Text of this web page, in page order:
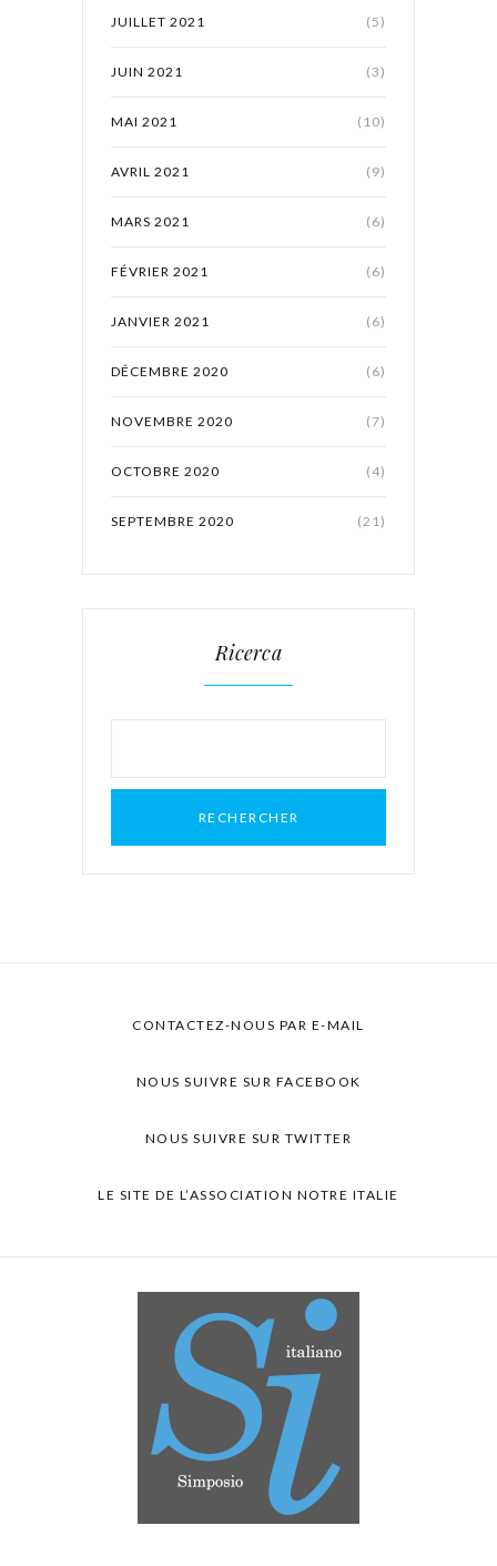
JUILLET 2021 (5)
JUIN 2021 (3)
MAI 2021 (10)
AVRIL 2021 (9)
MARS 2021 (6)
FÉVRIER 2021 (6)
JANVIER 2021 (6)
DÉCEMBRE 2020 (6)
NOVEMBRE 2020 (7)
OCTOBRE 2020 (4)
SEPTEMBRE 2020 (21)
Ricerca
CONTACTEZ-NOUS PAR E-MAIL
NOUS SUIVRE SUR FACEBOOK
NOUS SUIVRE SUR TWITTER
LE SITE DE L’ASSOCIATION NOTRE ITALIE